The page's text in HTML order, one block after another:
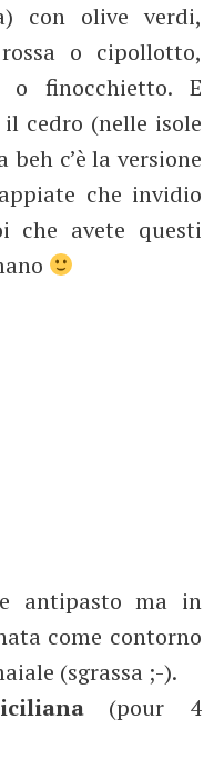
con olive verdi,
o cipollotto,
o finocchietto. E
cedro (nelle isole
c’è la versione
che invidio
che avete questi
antipasto ma in
come contorno
(sgrassa ;-).
(pour 4